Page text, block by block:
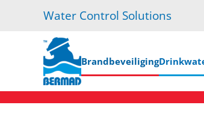
main
content
Water Control Solutions
Brandbeveiliging